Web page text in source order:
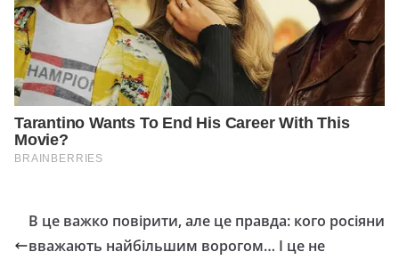
В це важко повірити, але це правда: кого росіяни
вважають найбільшим ворогом… І це не